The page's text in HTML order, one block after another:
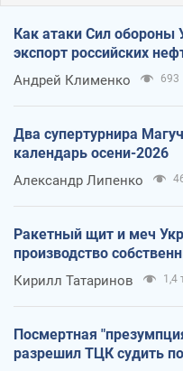
Как атаки Сил обороны
экспорт российских
Андрей Клименко 693
Два супертурнира
календарь осени-2026
Александр Липенко
Ракетный щит и меч
производство
Кирилл Татаринов 1,4
Посмертная
разрешил ТЦК судить